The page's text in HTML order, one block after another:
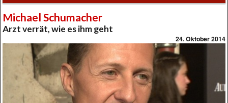
Michael Schumacher
Arzt verrät, wie es ihm geht
24. Oktober 2014